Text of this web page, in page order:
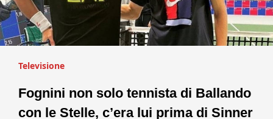
Televisione
Fognini non solo tennista di Ballando
con le Stelle, c’era lui prima di Sinner